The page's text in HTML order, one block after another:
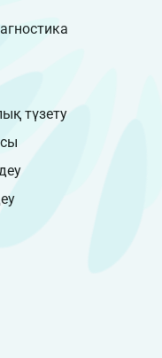
түзету